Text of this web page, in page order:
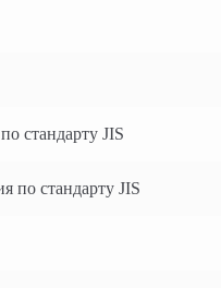
стандарту JIS
по стандарту JIS